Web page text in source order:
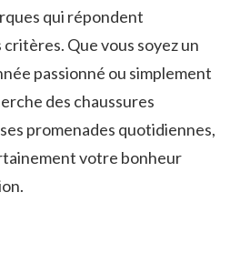
qui ‍répondent
Que vous soyez un
passionné⁤ ou simplement
des chaussures
promenades quotidiennes,
votre bonheur